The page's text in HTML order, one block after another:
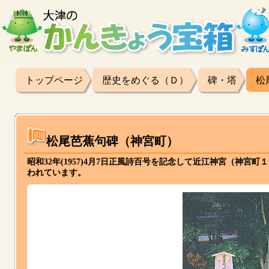
トップページ 歴史をめぐる（Ｄ） 碑・塔 松
松尾芭蕉句碑（神宮町）
昭和32年(1957)4月7日正風詩百号を記念して近江神宮（神宮町
われています。